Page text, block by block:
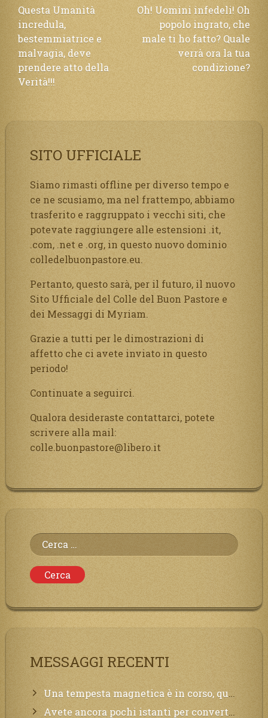
Navigazione
articoli
Questa Umanità
incredula,
bestemmiatrice e
malvagia, deve
prendere atto della
Verità!!!
Oh! Uomini infedeli! Oh
popolo ingrato, che
male ti ho fatto? Quale
verrà ora la tua
condizione?
SITO UFFICIALE
Siamo rimasti offline per diverso tempo e
ce ne scusiamo, ma nel frattempo, abbiamo
trasferito e raggruppato i vecchi siti, che
potevate raggiungere alle estensioni .it,
.com, .net e .org, in questo nuovo dominio
colledelbuonpastore.eu.
Pertanto, questo sarà, per il futuro, il nuovo
Sito Ufficiale del Colle del Buon Pastore e
dei Messaggi di Myriam.
Grazie a tutti per le dimostrazioni di
affetto che ci avete inviato in questo
periodo!
Continuate a seguirci.
Qualora desideraste contattarci, potete
scrivere alla mail:
colle.buonpastore@libero.it
Ricerca
per:
MESSAGGI RECENTI
Una tempesta magnetica è in corso, questa generazione patirà. Il black out non tarderà ad arrivare e tutta la Terra sarà oscurata.
Avete ancora pochi istanti per convertirvi, non perdete tempo, la sciagura arriverà all’improvviso e per chi non si sarà preparato saranno dolori.